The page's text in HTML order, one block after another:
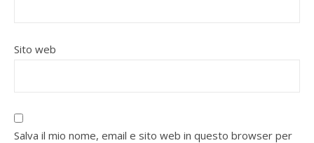
Sito web
Salva il mio nome, email e sito web in questo browser per